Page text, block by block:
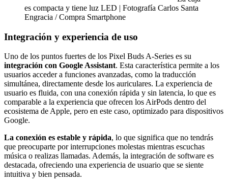
es compacta y tiene luz LED | Fotografía Carlos Santa
Engracia / Compra Smartphone
Integración y experiencia de uso
Uno de los puntos fuertes de los Pixel Buds A-Series es su
integración con Google Assistant. Esta característica permite a los
usuarios acceder a funciones avanzadas, como la traducción
simultánea, directamente desde los auriculares. La experiencia de
usuario es fluida, con una conexión rápida y sin latencia, lo que es
comparable a la experiencia que ofrecen los AirPods dentro del
ecosistema de Apple, pero en este caso, optimizado para dispositivos
Google.
La conexión es estable y rápida, lo que significa que no tendrás
que preocuparte por interrupciones molestas mientras escuchas
música o realizas llamadas. Además, la integración de software es
destacada, ofreciendo una experiencia de usuario que se siente
intuitiva y bien pensada.